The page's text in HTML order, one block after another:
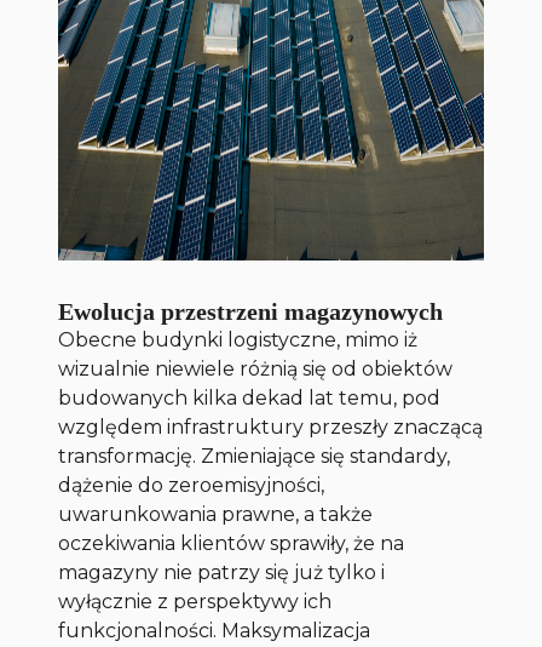
Ewolucja przestrzeni magazynowych
Obecne budynki logistyczne, mimo iż
wizualnie niewiele różnią się od obiektów
budowanych kilka dekad lat temu, pod
względem infrastruktury przeszły znaczącą
transformację. Zmieniające się standardy,
dążenie do zeroemisyjności,
uwarunkowania prawne, a także
oczekiwania klientów sprawiły, że na
magazyny nie patrzy się już tylko i
wyłącznie z perspektywy ich
funkcjonalności. Maksymalizacja